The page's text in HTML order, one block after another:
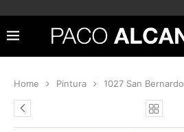
Home Pintura 1027 San Bernardo